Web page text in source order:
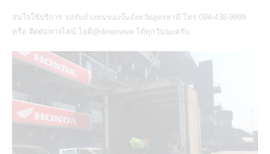
สนใจใช้บริการ รถรับจ้างขนของในจังหวัดอุดรธานี โทร.094-438-9999
หรือ ติดต่อทางไลน์ ไอดี@dinomove ได้ทุกวันนะครับ